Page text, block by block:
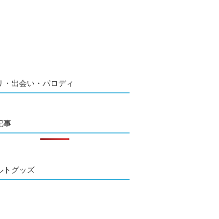
・出会い・パロディ
事
トグッズ